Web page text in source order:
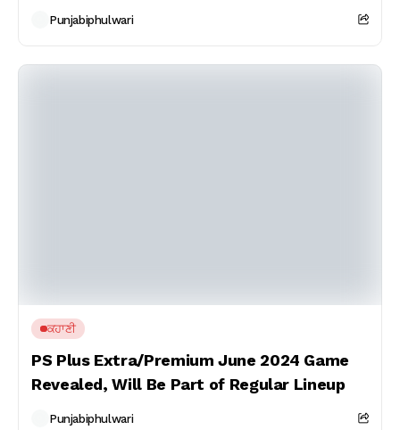
Punjabiphulwari
ਕਹਾਣੀ
PS Plus Extra/Premium June 2024 Game
Revealed, Will Be Part of Regular Lineup
Punjabiphulwari